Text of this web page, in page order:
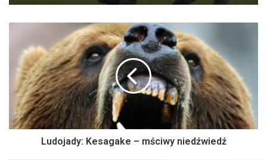
Ludojady: Kesagake – mściwy niedźwiedź